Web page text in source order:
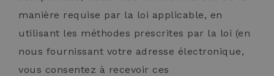
manière requise par la loi applicable, en
utilisant les méthodes prescrites par la loi (en
nous fournissant votre adresse électronique,
vous consentez à recevoir ces